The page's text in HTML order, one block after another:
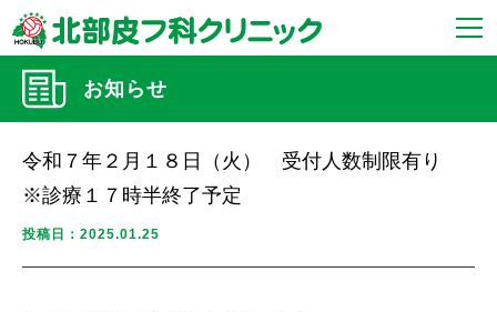
お知らせ
令和７年２月１８日（火） 受付人数制限有り
※診療１７時半終了予定
投稿日：2025.01.25